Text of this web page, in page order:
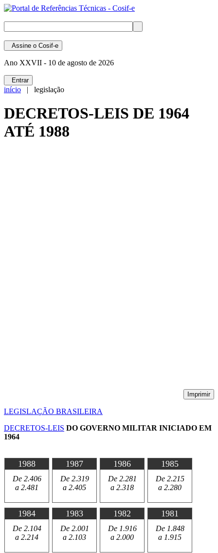
Assine o Cosif-e
Ano XXVII - 10 de agosto de 2026
Entrar
início | legislação
DECRETOS-LEIS DE 1964
ATÉ 1988
Imprimir
LEGISLAÇÃO BRASILEIRA
DECRETOS-LEIS DO GOVERNO MILITAR INICIADO EM
1964
1988
De 2.406
a 2.481
1987
De 2.319
a 2.405
1986
De 2.281
a 2.318
1985
De 2.215
a 2.280
1984
De 2.104
a 2.214
1983
De 2.001
a 2.103
1982
De 1.916
a 2.000
1981
De 1.848
a 1.915